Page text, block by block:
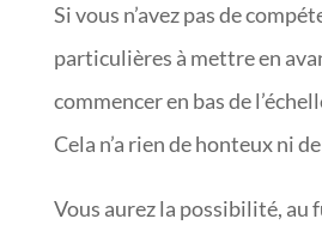
Si vous n’avez pas de
particulières à mettre en
commencer en bas de
Cela n’a rien de honteux ni
Vous aurez la possibilité, au